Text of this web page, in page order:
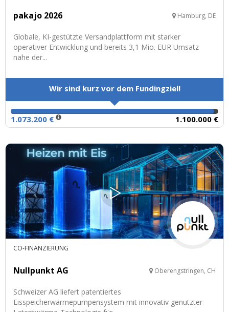
pakajo 2026 Hamburg, DE
Globale, KI-gestützte Versandplattform mit starker
operativer Entwicklung und bereits 3,1 Mio. EUR Umsatz
nahe der...
Wir sind kurz vor dem Fundingziel!
1.073.200 € 1.100.000 €
CO-FINANZIERUNG
Nullpunkt AG Oberengstringen, CH
Schweizer AG liefert patentiertes
Eisspeicherwärmepumpensystem mit innovativ genutzter